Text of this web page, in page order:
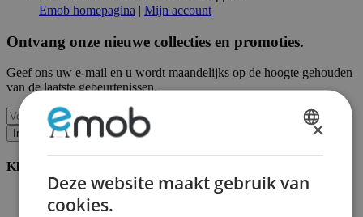
Emob homepagina | Mijn account
Ontvang onze nieuwe collecties en promoties.
Geef ons uw e-mail en u wordt maandelijks op de hoogte gehouden
van de laatste gebeurtenissen.
Inschrijven
Klantenservice
Bestellen bij Emob
Betaalmogelijkheden
×
Deze website maakt gebruik van
cookies.